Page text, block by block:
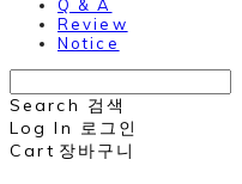
Q & A
Review
Notice
Search 검색
Log In 로그인
Cart 장바구니